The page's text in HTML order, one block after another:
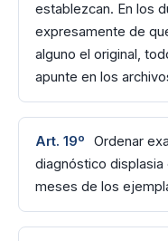
establezcan. En los
expresamente de
alguno el original,
apunte en los
Art. 19º
Ordenar
diagnóstico
meses de los